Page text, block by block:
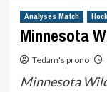
Analyses Match
Minnesota
Tedam's prono
Minnesota